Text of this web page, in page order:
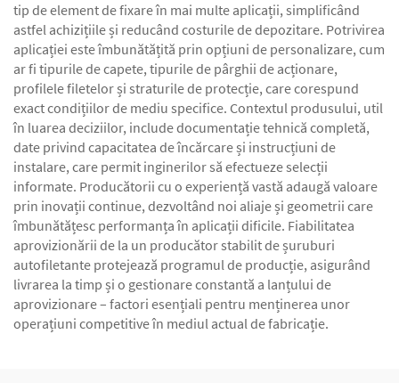
tip de element de fixare în mai multe aplicații, simplificând
astfel achizițiile și reducând costurile de depozitare. Potrivirea
aplicației este îmbunătățită prin opțiuni de personalizare, cum
ar fi tipurile de capete, tipurile de pârghii de acționare,
profilele filetelor și straturile de protecție, care corespund
exact condițiilor de mediu specifice. Contextul produsului, util
în luarea deciziilor, include documentație tehnică completă,
date privind capacitatea de încărcare și instrucțiuni de
instalare, care permit inginerilor să efectueze selecții
informate. Producătorii cu o experiență vastă adaugă valoare
prin inovații continue, dezvoltând noi aliaje și geometrii care
îmbunătățesc performanța în aplicații dificile. Fiabilitatea
aprovizionării de la un producător stabilit de șuruburi
autofiletante protejează programul de producție, asigurând
livrarea la timp și o gestionare constantă a lanțului de
aprovizionare – factori esențiali pentru menținerea unor
operațiuni competitive în mediul actual de fabricație.